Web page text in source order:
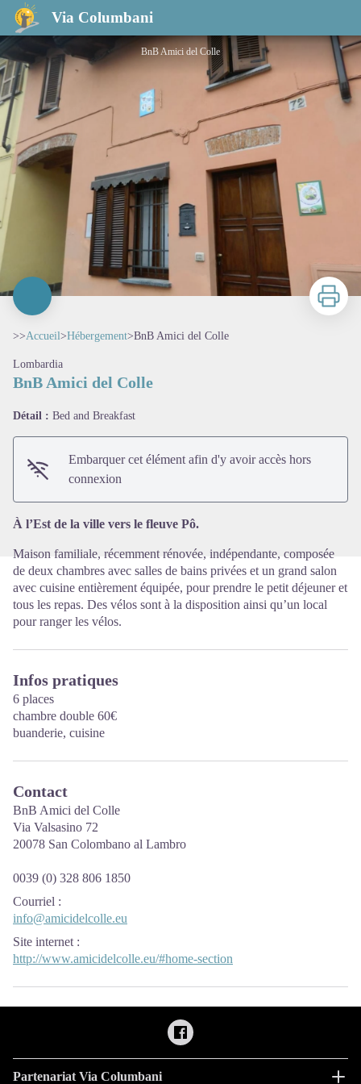
Via Columbani
BnB Amici del Colle
BnB Amici del Colle
Voir l'image en plein écran
Imprimer
>>Accueil>Hébergement>BnB Amici del Colle
Lombardia
BnB Amici del Colle
Détail : Bed and Breakfast
Embarquer cet élément afin d'y avoir accès hors
connexion
À l’Est de la ville vers le fleuve Pô.
Maison familiale, récemment rénovée, indépendante, composée
de deux chambres avec salles de bains privées et un grand salon
avec cuisine entièrement équipée, pour prendre le petit déjeuner et
tous les repas. Des vélos sont à la disposition ainsi qu’un local
pour ranger les vélos.
Infos pratiques
6 places
chambre double 60€
buanderie, cuisine
Contact
BnB Amici del Colle
Via Valsasino 72
20078 San Colombano al Lambro
0039 (0) 328 806 1850
Courriel :
info@amicidelcolle.eu
Site internet :
http://www.amicidelcolle.eu/#home-section
Partenariat Via Columbani